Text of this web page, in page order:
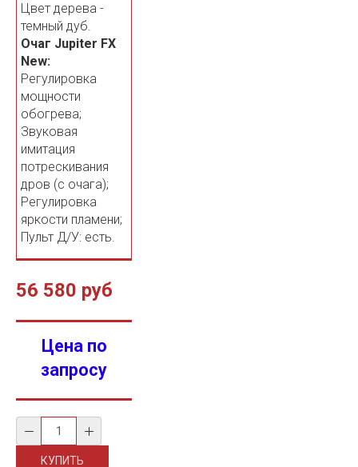
Цвет дерева -
темный дуб.
Очаг Jupiter FX
New:
Регулировка
мощности
обогрева;
Звуковая
имитация
потрескивания
дров (с очага);
Регулировка
яркости пламени;
Пульт Д/У: есть.
56 580 руб
Цена по
запросу